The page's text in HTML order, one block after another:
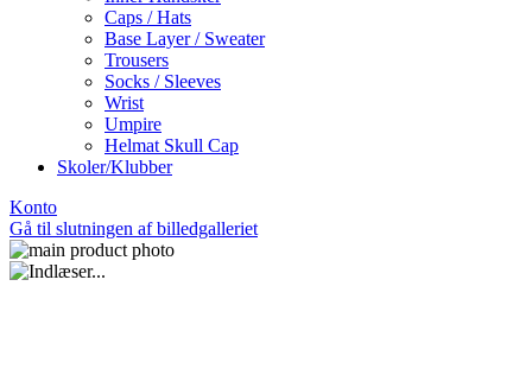
Caps / Hats
Base Layer / Sweater
Trousers
Socks / Sleeves
Wrist
Umpire
Helmat Skull Cap
Skoler/Klubber
Konto
Gå til slutningen af billedgalleriet